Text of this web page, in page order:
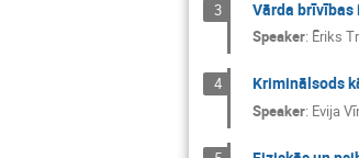
3 Vārda
Speaker: Ēriks
4 Kriminālsods
Speaker: Evija